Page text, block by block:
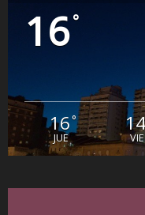
16°
16°
JUE
14
VIE